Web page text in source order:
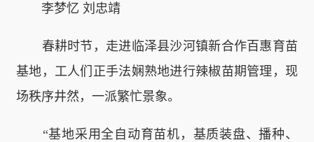
李梦忆 刘忠靖
春耕时节，走进临泽县沙河镇新合作百惠育苗
基地，工人们正手法娴熟地进行辣椒苗期管理，现
场秩序井然，一派繁忙景象。
“基地采用全自动育苗机，基质装盘、播种、